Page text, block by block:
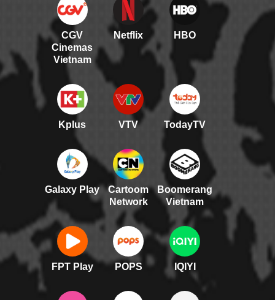
CGV
Cinemas
Vietnam
Netflix HBO
Kplus VTV TodayTV
Galaxy Play
Cartoom
Network
Boomerang
Vietnam
FPT Play POPS IQIYI